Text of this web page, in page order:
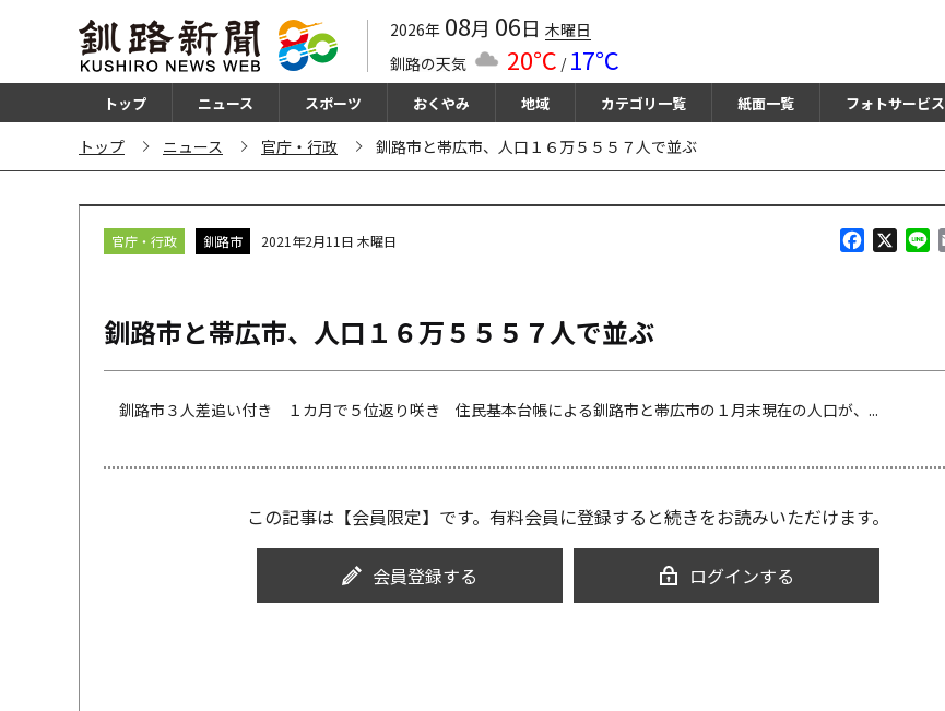
2026年 08月 06日 木曜日
釧路の天気
20℃ / 17℃
トップ ニュース スポーツ おくやみ 地域 カテゴリ一覧 紙面一覧 フォトサービス
トップ ニュース 官庁・行政 釧路市と帯広市、人口１６万５５５７人で並ぶ
k
官庁・行政 釧路市 2021年2月11日 木曜日
釧路市と帯広市、人口１６万５５５７人で並ぶ
釧路市３人差追い付き １カ月で５位返り咲き 住民基本台帳による釧路市と帯広市の１月末現在の人口が、...
この記事は【会員限定】です。有料会員に登録すると続きをお読みいただけます。
会員登録する ログインする